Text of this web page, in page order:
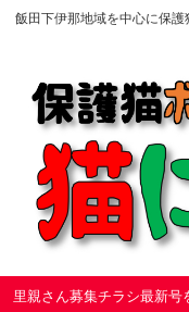
飯田下伊那地域を中心に保
里親さん募集チラシ最新号